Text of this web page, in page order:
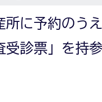
所に予約のう
受診票」を持